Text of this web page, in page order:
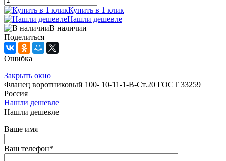
Купить в 1 клик
Нашли дешевле
В наличии
Поделиться
Ошибка
Закрыть окно
Фланец воротниковый 100- 10-11-1-В-Ст.20 ГОСТ 33259
Россия
Нашли дешевле
Нашли дешевле
Ваше имя
Ваш телефон*